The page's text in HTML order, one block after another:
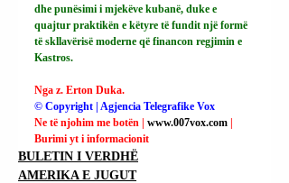
dhe punësimi i mjekëve kubanë, duke e
quajtur praktikën e këtyre të fundit një formë
të skllavërisë moderne që financon regjimin e
Kastros.
Nga z. Erton Duka.
© Copyright | Agjencia Telegrafike Vox
Ne të njohim me botën | www.007vox.com |
Burimi yt i informacionit
BULETIN I VERDHË
AMERIKA E JUGUT